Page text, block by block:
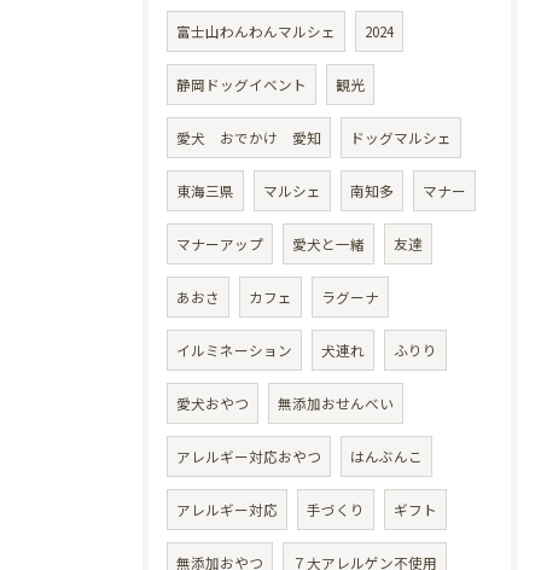
富士山わんわんマルシェ 2024
静岡ドッグイベント 観光
愛犬 おでかけ 愛知 ドッグマルシェ
東海三県 マルシェ 南知多 マナー
マナーアップ 愛犬と一緒 友達
あおさ カフェ ラグーナ
イルミネーション 犬連れ ふりり
愛犬おやつ 無添加おせんべい
アレルギー対応おやつ はんぶんこ
アレルギー対応 手づくり ギフト
無添加おやつ ７大アレルゲン不使用